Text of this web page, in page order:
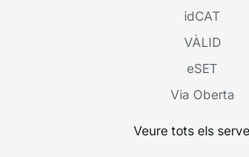
idCAT
VÀLID
eSET
Via Oberta
Veure tots els